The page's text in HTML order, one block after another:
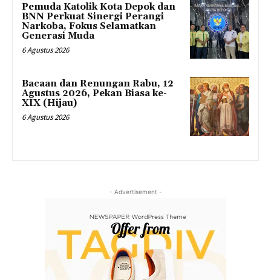
Pemuda Katolik Kota Depok dan
BNN Perkuat Sinergi Perangi
Narkoba, Fokus Selamatkan
Generasi Muda
6 Agustus 2026
Bacaan dan Renungan Rabu, 12
Agustus 2026, Pekan Biasa ke-
XIX (Hijau)
6 Agustus 2026
- Advertisement -